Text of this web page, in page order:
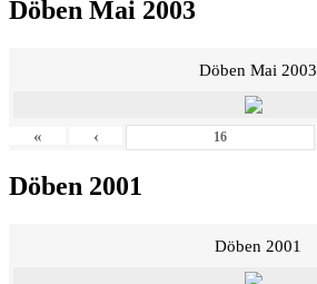
Döben Mai 2003
Döben Mai 2003
« ‹
Döben 2001
Döben 2001